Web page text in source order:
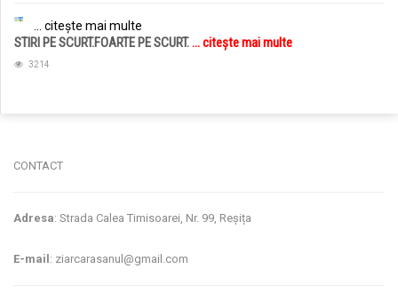
... citește mai multe
STIRI PE SCURT.FOARTE PE SCURT.... citește mai multe
3214
CONTACT
Adresa: Strada Calea Timisoarei, Nr. 99, Reșița
E-mail : ziarcarasanul@gmail.com